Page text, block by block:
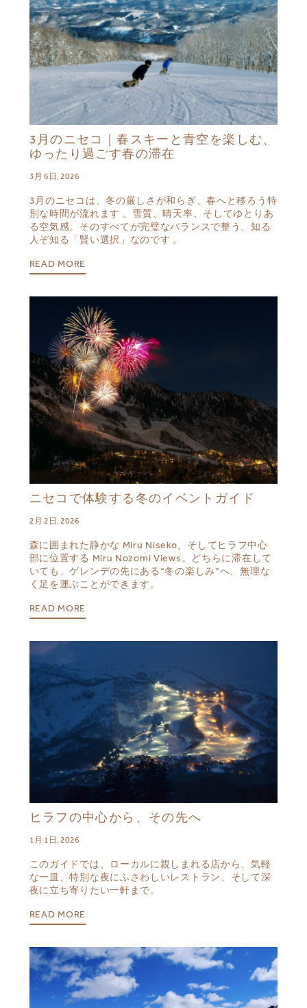
3月のニセコ｜春スキーと青空を楽しむ、
ゆったり過ごす春の滞在
3月 6日, 2026
3月のニセコは、冬の厳しさが和らぎ、春へと移ろう特
別な時間が流れます 。雪質、晴天率、そしてゆとりあ
る空気感。そのすべてが完璧なバランスで整う、知る
人ぞ知る「賢い選択」なのです 。
READ MORE
ニセコで体験する冬のイベントガイド
2月 2日, 2026
森に囲まれた静かな Miru Niseko、そしてヒラフ中心
部に位置する Miru Nozomi Views。どちらに滞在して
いても、ゲレンデの先にある“冬の楽しみ”へ、無理な
く足を運ぶことができます。
READ MORE
ヒラフの中心から、その先へ
1月 1日, 2026
このガイドでは、ローカルに親しまれる店から、気軽
な一皿、特別な夜にふさわしいレストラン、そして深
夜に立ち寄りたい一軒まで。
READ MORE